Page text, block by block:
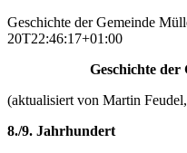
Geschichte der Gemeinde
20T22:46:17+01:00
Geschichte
(aktualisiert von Martin
8./9. Jahrhundert